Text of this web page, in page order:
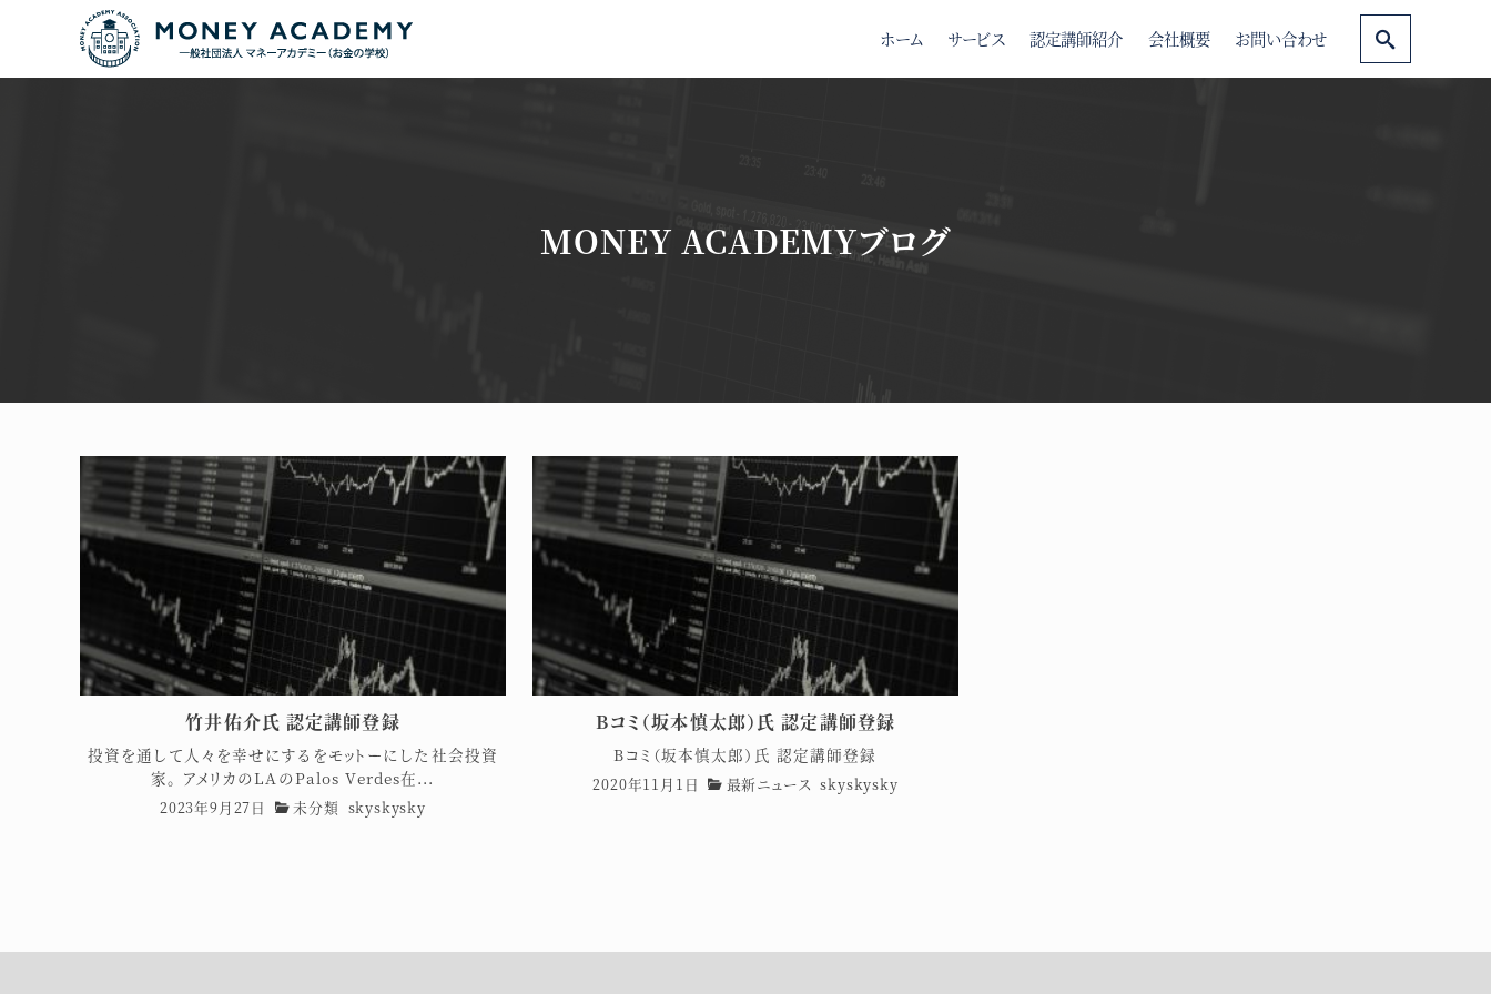
ホーム サービス 認定講師紹介 会社概要 お問い合わせ
MONEY ACADEMYブログ
竹井佑介氏 認定講師登録
投資を通して人々を幸せにするをモットーにした社会投資
家。 アメリカのLAのPalos Verdes在...
2023年9月27日 未分類 skyskysky
Bコミ（坂本慎太郎）氏 認定講師登録
Bコミ（坂本慎太郎）氏 認定講師登録
2020年11月1日 最新ニュース skyskysky